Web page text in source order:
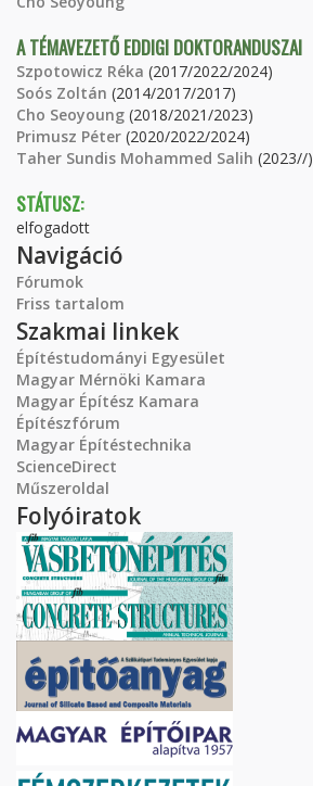
A TÉMAVEZETŐ EDDIGI DOKTORANDUSZAI
Szpotowicz Réka (2017/2022/2024)
Soós Zoltán (2014/2017/2017)
Cho Seoyoung (2018/2021/2023)
Primusz Péter (2020/2022/2024)
Taher Sundis Mohammed Salih (2023//)
STÁTUSZ:
elfogadott
Navigáció
Fórumok
Friss tartalom
Szakmai linkek
Építéstudományi Egyesület
Magyar Mérnöki Kamara
Magyar Építész Kamara
Építészfórum
Magyar Építéstechnika
ScienceDirect
Műszeroldal
Folyóiratok